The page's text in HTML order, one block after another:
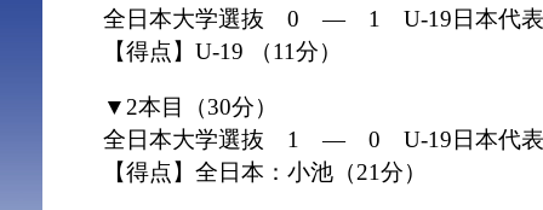
全日本大学選抜 0 ― 1 U-19日本代表
【得点】U-19 （11分）
▼2本目（30分）
全日本大学選抜 1 ― 0 U-19日本代表
【得点】全日本：小池（21分）